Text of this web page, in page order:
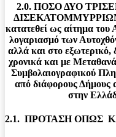
2.0. ΠΟΣΟ ΔΥΟ
ΔΙΣΕΚΑΤΟΜΜΥΡΡΙΩΝ
κατατεθεί ως αίτημα του
λογαριασμό των
αλλά και στο εξωτερικό,
χρονικά και με
Συμβολαιογραφικού
από διάφορους Δήμους
στην
2.1. ΠΡΟΤΑΣΗ ΟΠΩΣ